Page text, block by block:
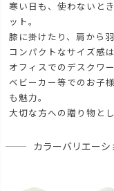
寒い日も、使わないと
ット。
膝に掛けたり、肩から羽
コンパクトなサイズ感
オフィスでのデスクワ
ベビーカー等でのお子
も魅力。
大切な方への贈り物と
カラーバリエーシ